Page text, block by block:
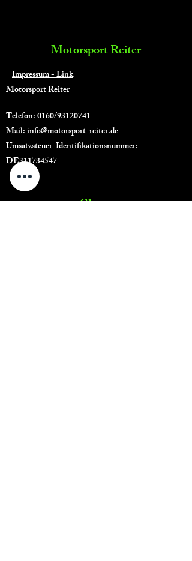
Motorsport Reiter
Impressum - Link
Motorsport Reiter
Telefon: 0160/93120741
Mail:info@motorsport-reiter.de
Umsatzsteuer-Identifikationsnummer:
DE311734547
Shop